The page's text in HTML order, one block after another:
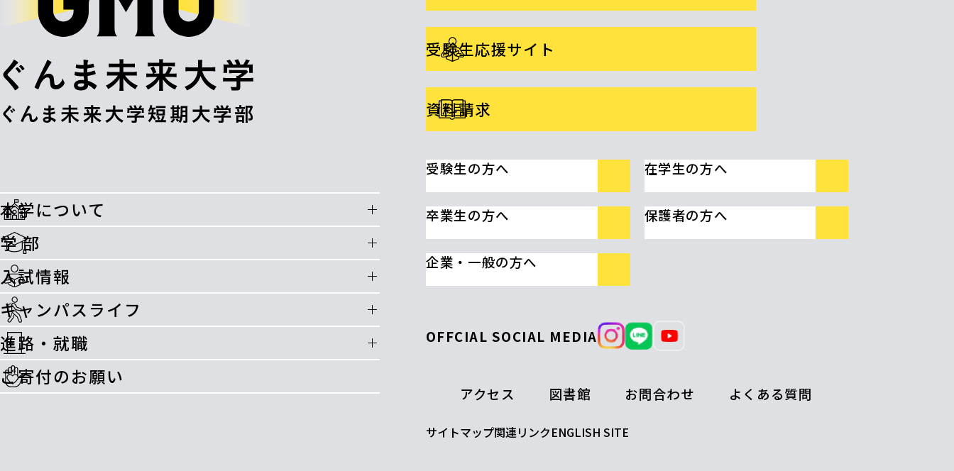
本学について
学 部
入試情報
キャンパスライフ
進路・就職
ご寄付のお願い
受験生応援サイト
資料請求
受験生の方へ 在学生の方へ
卒業生の方へ 保護者の方へ
企業・一般の方へ
OFFCIAL SOCIAL MEDIA
アクセス 図書館 お問合わせ よくある質問
サイトマップ関連リンクENGLISH SITE